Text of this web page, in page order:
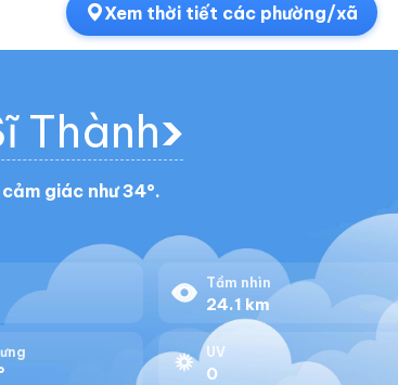
Xem thời tiết các phường/xã
Thành
giác như 34°.
Tầm nhìn
24.1 km
UV
0